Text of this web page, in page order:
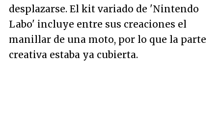
desplazarse. El kit variado de 'Nintendo
Labo' incluye entre sus creaciones el
manillar de una moto, por lo que la parte
creativa estaba ya cubierta.